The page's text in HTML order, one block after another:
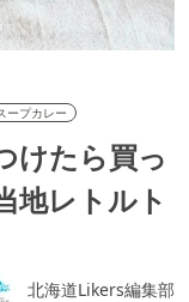
ープカレー
けたら買っ
地レトルト
北海道Likers編集部